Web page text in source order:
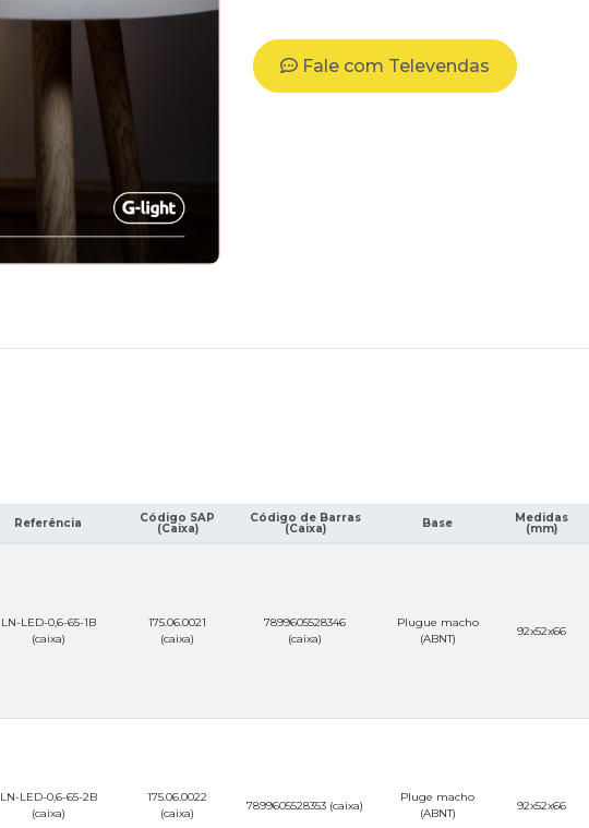
Fale com Televendas
Referência Código SAP
(Caixa)
Código de Barras
(Caixa) Base Medidas
(mm)
LN-LED-0,6-65-1B
(caixa)
175.06.0021
(caixa)
7899605528346
(caixa)
Plugue macho
(ABNT)
92x52x66
LN-LED-0,6-65-2B
(caixa)
175.06.0022
(caixa)
7899605528353 (caixa)
Pluge macho
(ABNT)
92x52x66